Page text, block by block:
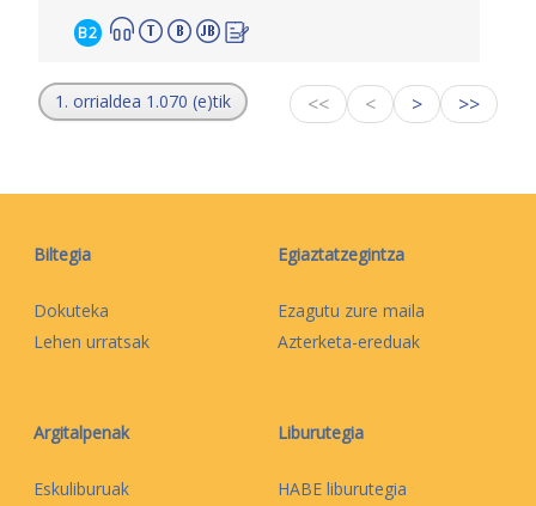
B2
1. orrialdea 1.070 (e)tik << < > >>
Biltegia
Dokuteka
Lehen urratsak
Egiaztatzegintza
Ezagutu zure maila
Azterketa-ereduak
Argitalpenak
Eskuliburuak
Liburutegia
HABE liburutegia